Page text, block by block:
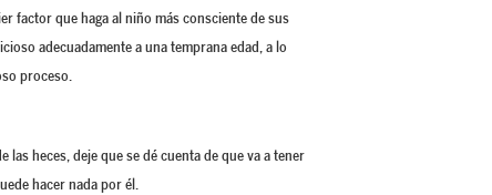
factor que haga al niño más consciente de sus
adecuadamente a una temprana edad, a lo
proceso.
heces, deje que se dé cuenta de que va a tener
hacer nada por él.